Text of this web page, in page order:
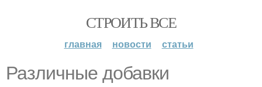
СТРОИТЬ ВСЕ
главная новости статьи
Различные добавки